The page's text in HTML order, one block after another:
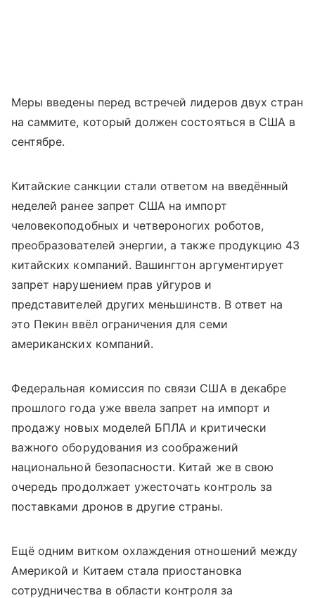
Меры введены перед встречей лидеров двух стран
на саммите, который должен состояться в США в
сентябре.
Китайские санкции стали ответом на введённый
неделей ранее запрет США на импорт
человекоподобных и четвероногих роботов,
преобразователей энергии, а также продукцию 43
китайских компаний. Вашингтон аргументирует
запрет нарушением прав уйгуров и
представителей других меньшинств. В ответ на
это Пекин ввёл ограничения для семи
американских компаний.
Федеральная комиссия по связи США в декабре
прошлого года уже ввела запрет на импорт и
продажу новых моделей БПЛА и критически
важного оборудования из соображений
национальной безопасности. Китай же в свою
очередь продолжает ужесточать контроль за
поставками дронов в другие страны.
Ещё одним витком охлаждения отношений между
Америкой и Китаем стала приостановка
сотрудничества в области контроля за